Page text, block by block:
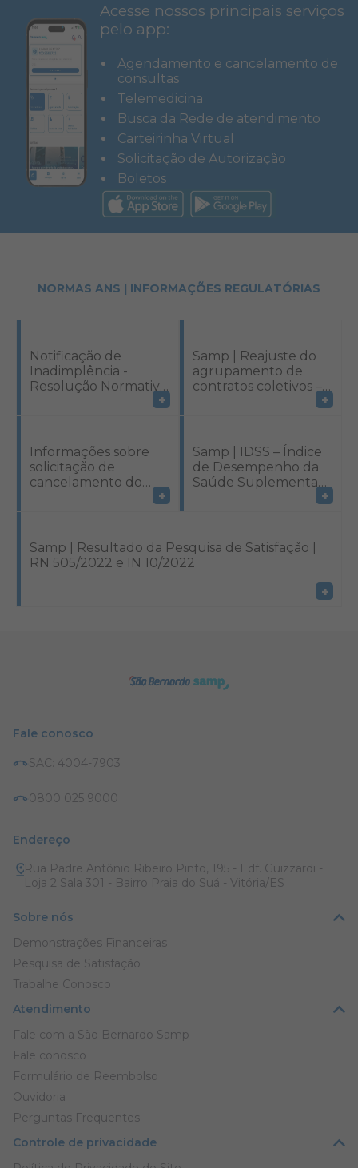
Acesse nossos principais serviços
pelo app:
Agendamento e cancelamento de
consultas
Telemedicina
Busca da Rede de atendimento
Carteirinha Virtual
Solicitação de Autorização
Boletos
NORMAS ANS | INFORMAÇÕES REGULATÓRIAS
Notificação de
Inadimplência -
Resolução Normativa
+
Samp | Reajuste do
agrupamento de
contratos coletivos –
+
Informações sobre
solicitação de
cancelamento do
beneficiário de
contrato coletivo | RN
nº 412/2016
+
Samp | IDSS – Índice
de Desempenho da
Saúde Suplementar|
+
Samp | Resultado da Pesquisa de Satisfação |
RN 505/2022 e IN 10/2022
+
Fale conosco
SAC: 4004-7903
0800 025 9000
Endereço
Rua Padre Antônio Ribeiro Pinto, 195 - Edf. Guizzardi -
Loja 2 Sala 301 - Bairro Praia do Suá - Vitória/ES
Sobre nós
Demonstrações Financeiras
Pesquisa de Satisfação
Trabalhe Conosco
Atendimento
Fale com a São Bernardo Samp
Fale conosco
Formulário de Reembolso
Ouvidoria
Perguntas Frequentes
Controle de privacidade